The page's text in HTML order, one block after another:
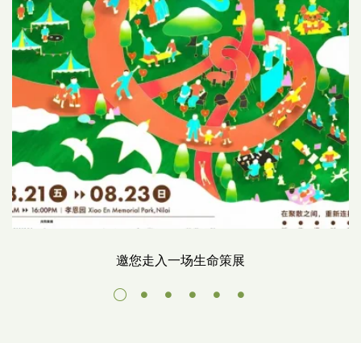
邀您走入一场生命策展